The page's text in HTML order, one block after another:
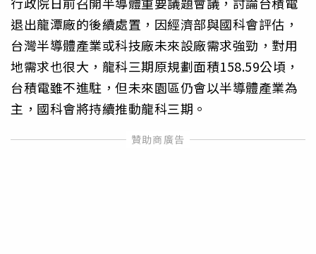
退出龍潭廠的後續處置，因經濟部與國科會評估，
台灣半導體產業或科技廠未來設廠需求強勁，對用
地需求也很大，龍科三期原規劃面積158.59公頃，
台積電雖不進駐，但未來園區仍會以半導體產業為
主，國科會將持續推動龍科三期。